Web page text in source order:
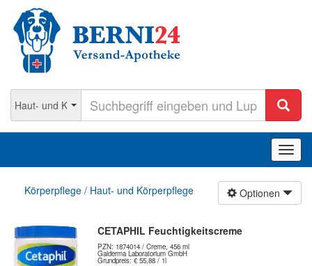
ein-/
Optionen
Körperpflege / Haut- und Körperpflege
CETAPHIL Feuchtigkeitscreme
PZN: 1874014 / Creme, 456 ml
Galderma Laboratorium GmbH
Grundpreis: € 55,88 / 1l